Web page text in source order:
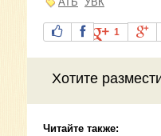
1
Хотите
Читайте также: